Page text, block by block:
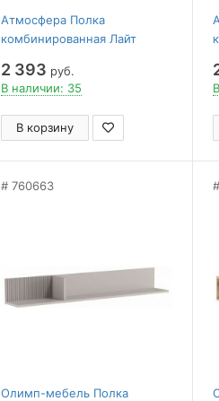
Атмосфера Полка
комбинированная Лайт
2 393 руб.
В наличии: 35
В корзину
760663
Олимп-мебель Полка